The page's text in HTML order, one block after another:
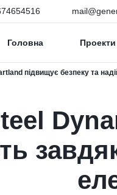
Головна Проекти
підвищує безпеку та